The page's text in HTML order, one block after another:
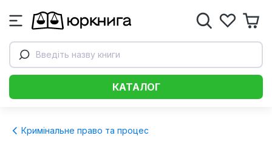
Введіть назву книги
КАТАЛОГ
Кримінальне право та процес